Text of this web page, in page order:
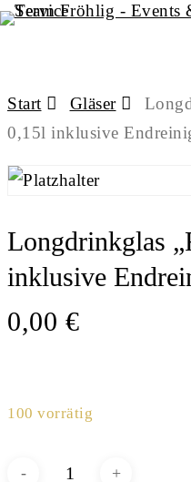
Skip
content
Start Gläser
0,15l inklusive
Longdrinkglas
inklusive
0,00 €
100 vorrätig